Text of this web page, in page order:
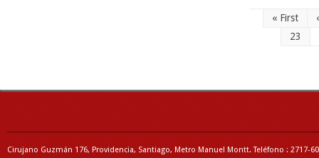
« First
23
Cirujano Guzmán 176, Providencia, Santiago, Metro Manuel Montt. Teléfono : 2717-